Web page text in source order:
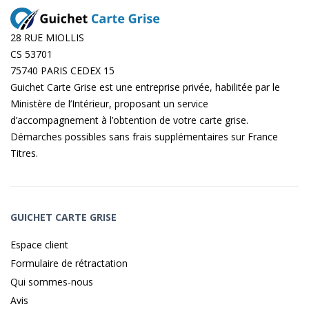
28 RUE MIOLLIS
CS 53701
75740 PARIS CEDEX 15
Guichet Carte Grise est une entreprise privée, habilitée par le
Ministère de l’Intérieur, proposant un service
d’accompagnement à l’obtention de votre carte grise.
Démarches possibles sans frais supplémentaires sur France
Titres.
GUICHET CARTE GRISE
Espace client
Formulaire de rétractation
Qui sommes-nous
Avis